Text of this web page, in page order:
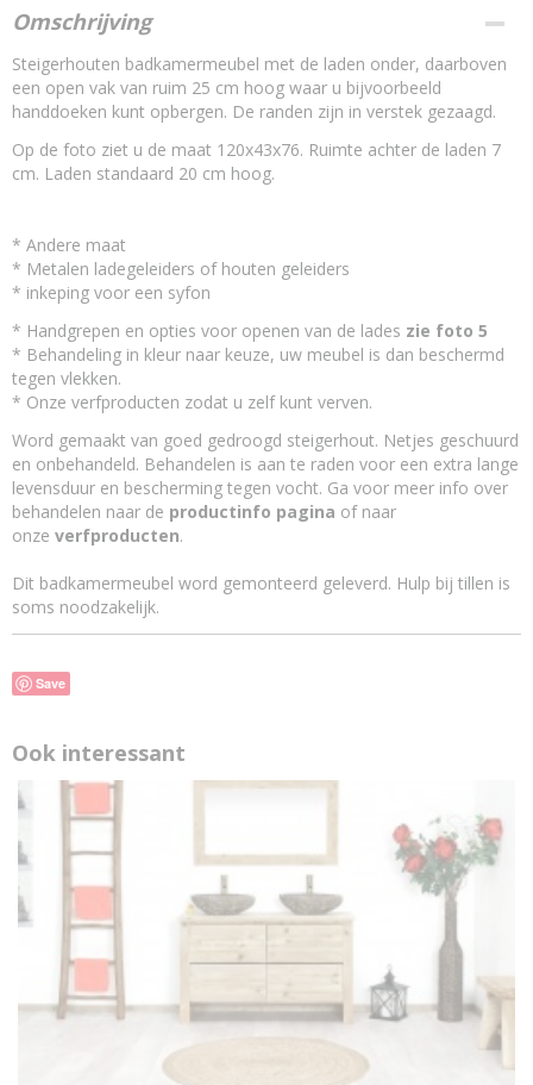
Productcode
13573128
Soort hout
oud - nieuw steigerhout A-kwaliteit
Droog hout
gedroogd steigerhout
Is het steigerhout behandeld?
nano coating kleurloos - beits
Maatwerk
maatwerk mogelijk
Omschrijving
Steigerhouten badkamermeubel met de laden onder, daarboven
een open vak van ruim 25 cm hoog waar u bijvoorbeeld
handdoeken kunt opbergen. De randen zijn in verstek gezaagd.
Op de foto ziet u de maat 120x43x76. Ruimte achter de laden 7
cm. Laden standaard 20 cm hoog.
* Andere maat
* Metalen ladegeleiders of houten geleiders
* inkeping voor een syfon
* Handgrepen en opties voor openen van de lades zie foto 5
* Behandeling in kleur naar keuze, uw meubel is dan beschermd
tegen vlekken.
* Onze verfproducten zodat u zelf kunt verven.
Word gemaakt van goed gedroogd steigerhout. Netjes geschuurd
en onbehandeld. Behandelen is aan te raden voor een extra lange
levensduur en bescherming tegen vocht. Ga voor meer info over
behandelen naar de productinfo pagina of naar
onze verfproducten.
Dit badkamermeubel word gemonteerd geleverd. Hulp bij tillen is
soms noodzakelijk.
Save
Ook interessant